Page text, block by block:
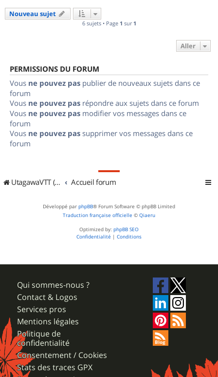
Nouveau sujet
6 sujets • Page 1 sur 1
Aller
PERMISSIONS DU FORUM
Vous ne pouvez pas publier de nouveaux sujets dans ce
forum
Vous ne pouvez pas répondre aux sujets dans ce forum
Vous ne pouvez pas modifier vos messages dans ce
forum
Vous ne pouvez pas supprimer vos messages dans ce
forum
UtagawaVTT (Randos VTT et VTTAE avec traces GPS) Accueil forum
Développé par phpBB® Forum Software © phpBB Limited
Traduction française officielle © Qiaeru
Optimized by: phpBB SEO
Confidentialité | Conditions
Qui sommes-nous ?
Contact & Logos
Services pros
Mentions légales
Politique de
confidentialité
Consentement / Cookies
Stats des traces GPX